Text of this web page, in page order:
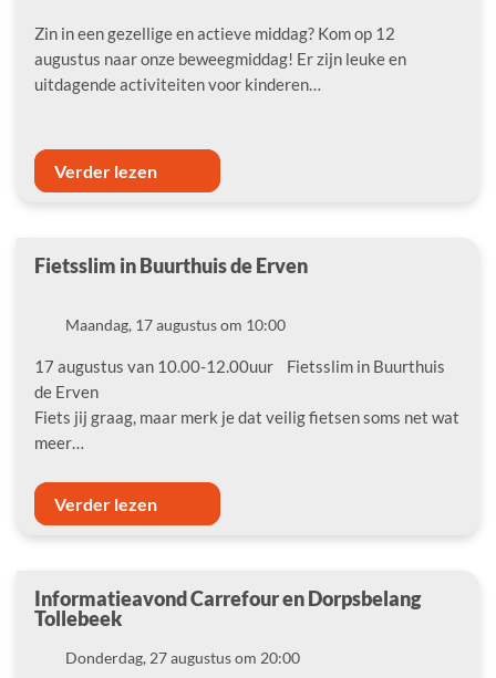
Zin in een gezellige en actieve middag? Kom op 12
augustus naar onze beweegmiddag! Er zijn leuke en
uitdagende activiteiten voor kinderen…
Verder lezen
Fietsslim in Buurthuis de Erven
DatumMaandag, 17 augustus om 10:00
17 augustus van 10.00-12.00uur Fietsslim in Buurthuis
de Erven
Fiets jij graag, maar merk je dat veilig fietsen soms net wat
meer…
Verder lezen
Informatieavond Carrefour en Dorpsbelang
Tollebeek
DatumDonderdag, 27 augustus om 20:00